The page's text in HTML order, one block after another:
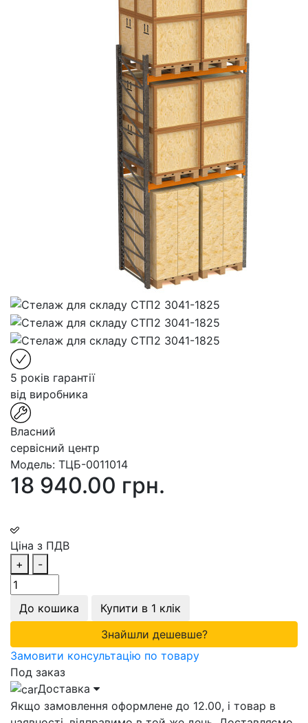
5 років гарантії
від виробника
Власний
сервісний центр
Модель: ТЦБ-0011014
18 940.00 грн.
Ціна з ПДВ
+
-
До кошика
Купити в 1 клік
Знайшли дешевше?
Замовити консультацію по товару
Под заказ
Доставка
Якщо замовлення оформлене до 12.00, і товар в